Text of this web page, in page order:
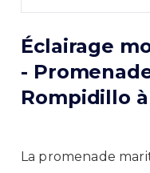
Éclairage
-
Rompidillo
La promenade